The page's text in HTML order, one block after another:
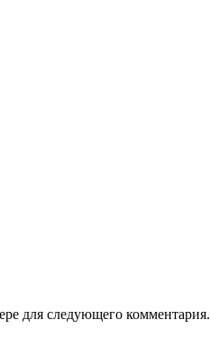
для следующего комментария.